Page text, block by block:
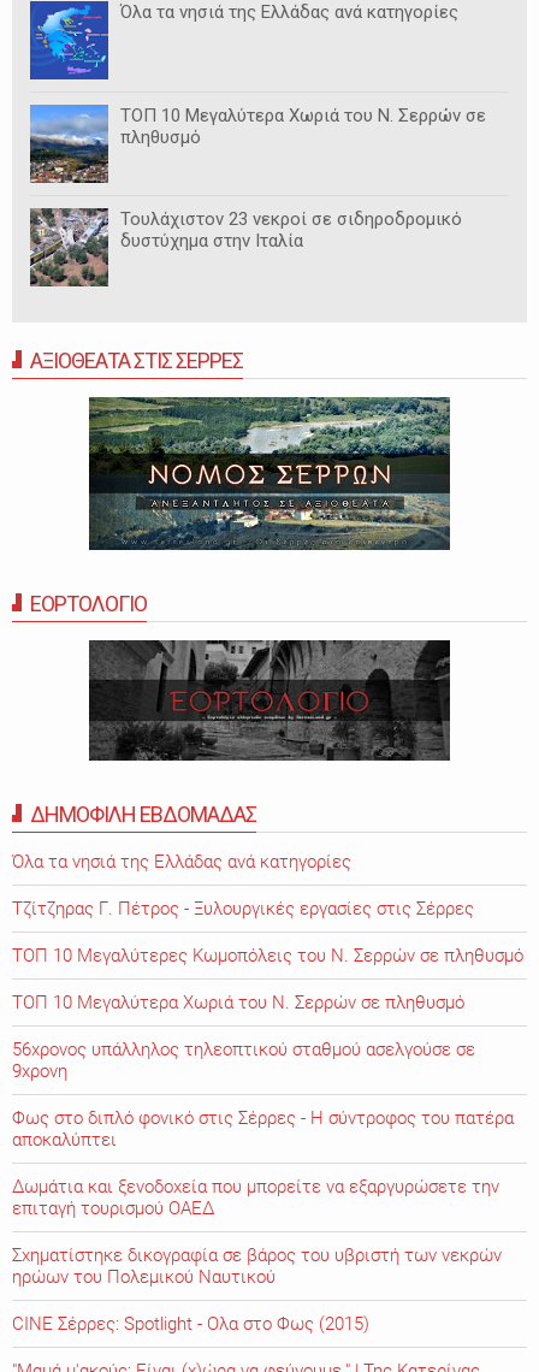
Όλα τα νησιά της Ελλάδας ανά κατηγορίες
ΤΟΠ 10 Μεγαλύτερα Χωριά του Ν. Σερρών σε
πληθυσμό
Τουλάχιστον 23 νεκροί σε σιδηροδρομικό
δυστύχημα στην Ιταλία
ΑΞΙΟΘΕΑΤΑ ΣΤΙΣ ΣΕΡΡΕΣ
ΕΟΡΤΟΛΟΓΙΟ
ΔΗΜΟΦΙΛΗ ΕΒΔΟΜΑΔΑΣ
Όλα τα νησιά της Ελλάδας ανά κατηγορίες
Τζίτζηρας Γ. Πέτρος - Ξυλουργικές εργασίες στις Σέρρες
ΤΟΠ 10 Μεγαλύτερες Κωμοπόλεις του Ν. Σερρών σε πληθυσμό
ΤΟΠ 10 Μεγαλύτερα Χωριά του Ν. Σερρών σε πληθυσμό
56χρονος υπάλληλος τηλεοπτικού σταθμού ασελγούσε σε
9χρονη
Φως στο διπλό φονικό στις Σέρρες - Η σύντροφος του πατέρα
αποκαλύπτει
Δωμάτια και ξενοδοχεία που μπορείτε να εξαργυρώσετε την
επιταγή τουρισμού ΟΑΕΔ
Σχηματίστηκε δικογραφία σε βάρος του υβριστή των νεκρών
ηρώων του Πολεμικού Ναυτικού
CINE Σέρρες: Spotlight - Ολα στο Φως (2015)